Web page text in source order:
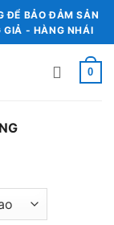
ĐỂ BẢO ĐẢM SẢN
GIẢ - HÀNG NHÁI
0